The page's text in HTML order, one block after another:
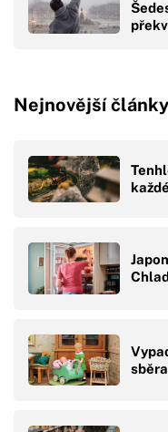
Nejnovější články